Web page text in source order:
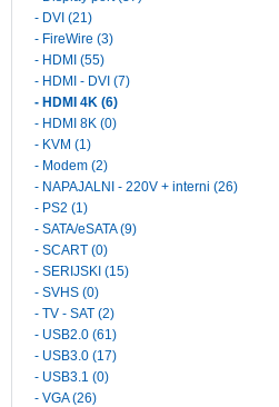
- DVI (21)
- FireWire (3)
- HDMI (55)
- HDMI - DVI (7)
- HDMI 4K (6)
- HDMI 8K (0)
- KVM (1)
- Modem (2)
- NAPAJALNI - 220V + interni (26)
- PS2 (1)
- SATA/eSATA (9)
- SCART (0)
- SERIJSKI (15)
- SVHS (0)
- TV - SAT (2)
- USB2.0 (61)
- USB3.0 (17)
- USB3.1 (0)
- VGA (26)